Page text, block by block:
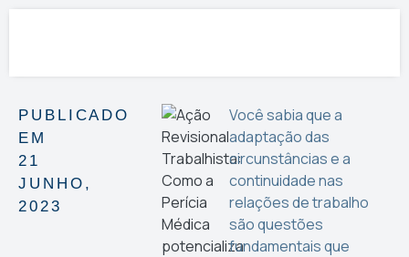
PUBLICADO
EM
21
JUNHO,
2023
Você sabia que a
adaptação das
circunstâncias e a
continuidade nas
relações de trabalho
são questões
fundamentais que